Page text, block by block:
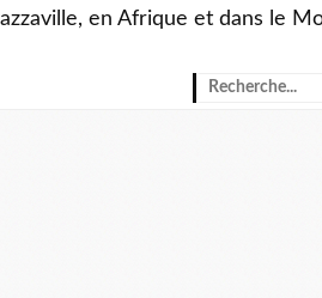
en Afrique et dans le